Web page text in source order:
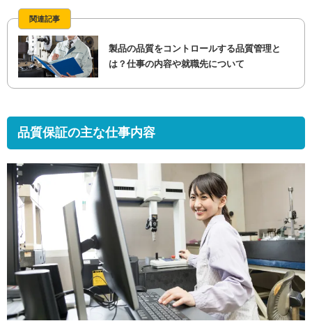
関連記事
製品の品質をコントロールする品質管理と
は？仕事の内容や就職先について
品質保証の主な仕事内容